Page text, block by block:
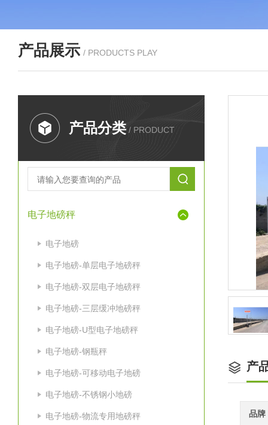
产品展示 / PRODUCTS PLAY
产品分类 / PRODUCT
电子地磅秤
电子地磅
电子地磅-单层电子地磅秤
电子地磅-双层电子地磅秤
电子地磅-三层缓冲地磅秤
电子地磅-U型电子地磅秤
电子地磅-钢瓶秤
电子地磅-可移动电子地磅
电子地磅-不锈钢小地磅
电子地磅-物流专用地磅秤
产
品牌